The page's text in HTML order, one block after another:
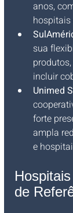
anos,
hospitais
sua
incluir
Unimed
forte
ampla
e
de